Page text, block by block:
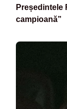
Președintele
campioană”